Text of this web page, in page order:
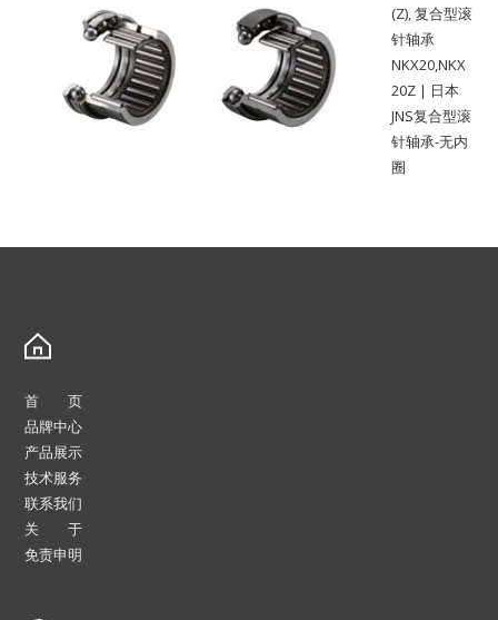
(Z),复合型滚
针轴承
NKX20,NKX
20Z | 日本
JNS复合型滚
针轴承-无内
圈
首 页
品牌中心
产品展示
技术服务
联系我们
关 于
免责申明